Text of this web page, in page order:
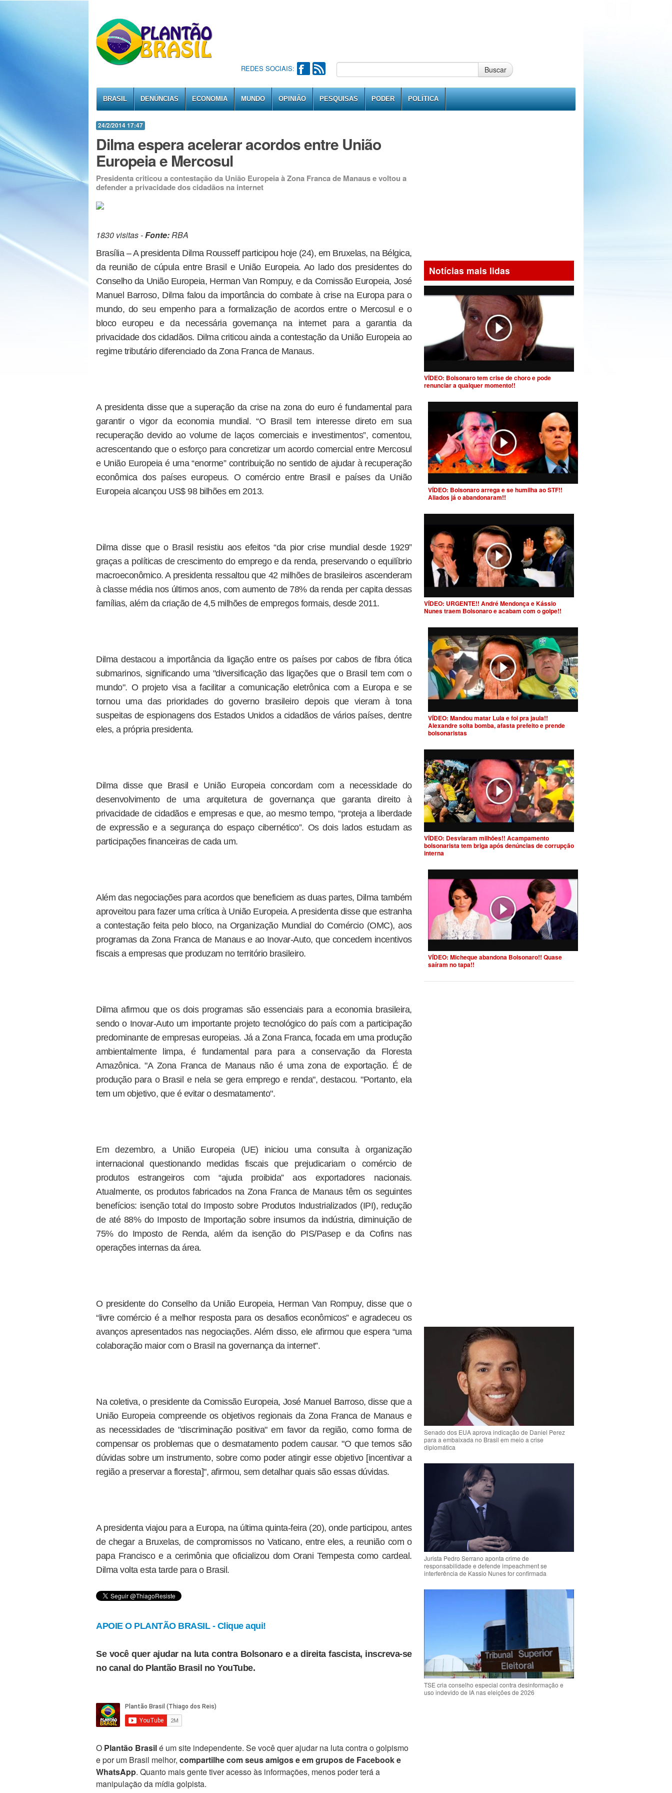
REDES SOCIAIS: Buscar
BRASIL DENÚNCIAS ECONOMIA MUNDO OPINIÃO PESQUISAS PODER POLÍTICA
24/2/2014 17:47
Dilma espera acelerar acordos entre União
Europeia e Mercosul
Presidenta criticou a contestação da União Europeia à Zona Franca de Manaus e voltou a
defender a privacidade dos cidadãos na internet
1830 visitas -Fonte:RBA
Brasília – A presidenta Dilma Rousseff participou hoje (24), em Bruxelas, na Bélgica,
da reunião de cúpula entre Brasil e União Europeia. Ao lado dos presidentes do
Conselho da União Europeia, Herman Van Rompuy, e da Comissão Europeia, José
Manuel Barroso, Dilma falou da importância do combate à crise na Europa para o
mundo, do seu empenho para a formalização de acordos entre o Mercosul e o
bloco europeu e da necessária governança na internet para a garantia da
privacidade dos cidadãos. Dilma criticou ainda a contestação da União Europeia ao
regime tributário diferenciado da Zona Franca de Manaus.
A presidenta disse que a superação da crise na zona do euro é fundamental para
garantir o vigor da economia mundial. “O Brasil tem interesse direto em sua
recuperação devido ao volume de laços comerciais e investimentos”, comentou,
acrescentando que o esforço para concretizar um acordo comercial entre Mercosul
e União Europeia é uma “enorme” contribuição no sentido de ajudar à recuperação
econômica dos países europeus. O comércio entre Brasil e países da União
Europeia alcançou US$ 98 bilhões em 2013.
Dilma disse que o Brasil resistiu aos efeitos “da pior crise mundial desde 1929”
graças a políticas de crescimento do emprego e da renda, preservando o equilíbrio
macroeconômico. A presidenta ressaltou que 42 milhões de brasileiros ascenderam
à classe média nos últimos anos, com aumento de 78% da renda per capita dessas
famílias, além da criação de 4,5 milhões de empregos formais, desde 2011.
Dilma destacou a importância da ligação entre os países por cabos de fibra ótica
submarinos, significando uma "diversificação das ligações que o Brasil tem com o
mundo". O projeto visa a facilitar a comunicação eletrônica com a Europa e se
tornou uma das prioridades do governo brasileiro depois que vieram à tona
suspeitas de espionagens dos Estados Unidos a cidadãos de vários países, dentre
eles, a própria presidenta.
Dilma disse que Brasil e União Europeia concordam com a necessidade do
desenvolvimento de uma arquitetura de governança que garanta direito à
privacidade de cidadãos e empresas e que, ao mesmo tempo, “proteja a liberdade
de expressão e a segurança do espaço cibernético”. Os dois lados estudam as
participações financeiras de cada um.
Além das negociações para acordos que beneficiem as duas partes, Dilma também
aproveitou para fazer uma crítica à União Europeia. A presidenta disse que estranha
a contestação feita pelo bloco, na Organização Mundial do Comércio (OMC), aos
programas da Zona Franca de Manaus e ao Inovar-Auto, que concedem incentivos
fiscais a empresas que produzam no território brasileiro.
Dilma afirmou que os dois programas são essenciais para a economia brasileira,
sendo o Inovar-Auto um importante projeto tecnológico do país com a participação
predominante de empresas europeias. Já a Zona Franca, focada em uma produção
ambientalmente limpa, é fundamental para para a conservação da Floresta
Amazônica. "A Zona Franca de Manaus não é uma zona de exportação. É de
produção para o Brasil e nela se gera emprego e renda", destacou. "Portanto, ela
tem um objetivo, que é evitar o desmatamento".
Em dezembro, a União Europeia (UE) iniciou uma consulta à organização
internacional questionando medidas fiscais que prejudicariam o comércio de
produtos estrangeiros com “ajuda proibida” aos exportadores nacionais.
Atualmente, os produtos fabricados na Zona Franca de Manaus têm os seguintes
benefícios: isenção total do Imposto sobre Produtos Industrializados (IPI), redução
de até 88% do Imposto de Importação sobre insumos da indústria, diminuição de
75% do Imposto de Renda, além da isenção do PIS/Pasep e da Cofins nas
operações internas da área.
O presidente do Conselho da União Europeia, Herman Van Rompuy, disse que o
“livre comércio é a melhor resposta para os desafios econômicos” e agradeceu os
avanços apresentados nas negociações. Além disso, ele afirmou que espera “uma
colaboração maior com o Brasil na governança da internet”.
Na coletiva, o presidente da Comissão Europeia, José Manuel Barroso, disse que a
União Europeia compreende os objetivos regionais da Zona Franca de Manaus e
as necessidades de "discriminação positiva" em favor da região, como forma de
compensar os problemas que o desmatamento podem causar. "O que temos são
dúvidas sobre um instrumento, sobre como poder atingir esse objetivo [incentivar a
região a preservar a floresta]", afirmou, sem detalhar quais são essas dúvidas.
A presidenta viajou para a Europa, na última quinta-feira (20), onde participou, antes
de chegar a Bruxelas, de compromissos no Vaticano, entre eles, a reunião com o
papa Francisco e a cerimônia que oficializou dom Orani Tempesta como cardeal.
Dilma volta esta tarde para o Brasil.
APOIE O PLANTÃO BRASIL - Clique aqui!
Se você quer ajudar na luta contra Bolsonaro e a direita fascista, inscreva-se
no canal do Plantão Brasil no YouTube.
O Plantão Brasilé um site independente. Se você quer ajudar na luta contra o golpismo
e por um Brasil melhor, compartilhe com seus amigos e em grupos de Facebook e
WhatsApp. Quanto mais gente tiver acesso às informações, menos poder terá a
manipulação da mídia golpista.
Notícias mais lidas
VÍDEO: Bolsonaro tem crise de choro e pode
renunciar a qualquer momento!!
VÍDEO: Bolsonaro arrega e se humilha ao STF!!
Aliados já o abandonaram!!
VÍDEO: URGENTE!! André Mendonça e Kássio
Nunes traem Bolsonaro e acabam com o golpe!!
VÍDEO: Mandou matar Lula e foi pra jaula!!
Alexandre solta bomba, afasta prefeito e prende
bolsonaristas
VÍDEO: Desviaram milhões!! Acampamento
bolsonarista tem briga após denúncias de corrupção
interna
VÍDEO: Micheque abandona Bolsonaro!! Quase
saíram no tapa!!
Senado dos EUA aprova indicação de Daniel Perez
para a embaixada no Brasil em meio a crise
diplomática
Jurista Pedro Serrano aponta crime de
responsabilidade e defende impeachment se
interferência de Kassio Nunes for confirmada
TSE cria conselho especial contra desinformação e
uso indevido de IA nas eleições de 2026